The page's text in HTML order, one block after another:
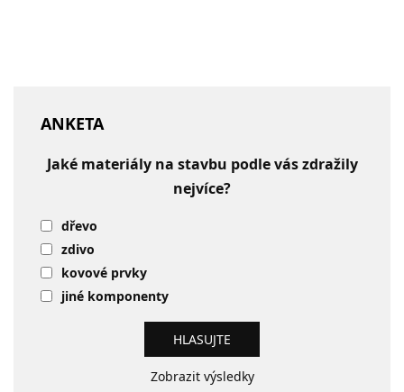
ANKETA
Jaké materiály na stavbu podle vás zdražily
nejvíce?
dřevo
zdivo
kovové prvky
jiné komponenty
Zobrazit výsledky